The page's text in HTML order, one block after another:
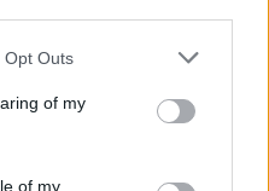
Opt Outs
of my
of my
όλη η οικογένεια
σε ένα project.
ξανά”, είπε.
βλέπω όσο το δυνατόν